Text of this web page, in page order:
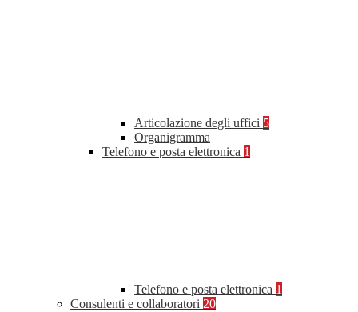
Articolazione degli uffici 5
Organigramma
Telefono e posta elettronica 1
Telefono e posta elettronica 1
Consulenti e collaboratori 20